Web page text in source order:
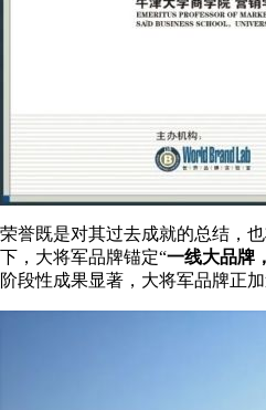
荣誉既是对其过去成就的总结，
下，大将军品牌锚定“一线大品牌
阶段性成果显著，大将军品牌正